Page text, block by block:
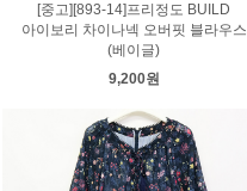
[중고][893-14]프리정도 BUILD
아이보리 차이나넥 오버핏 블라우스
(베이글)
9,200원